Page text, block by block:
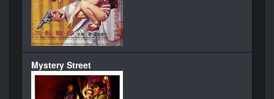
Mystery Street